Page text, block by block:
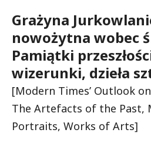
Grażyna
nowożytna wobec
Pamiątki
wizerunki, dzieła
[Modern Times’ Outlook
The Artefacts of the Past,
Portraits, Works of Arts]